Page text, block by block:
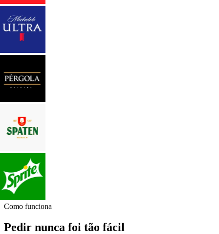
Como funciona
Pedir nunca foi tão fácil